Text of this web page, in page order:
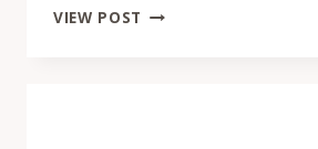
VIEW POST CHEC